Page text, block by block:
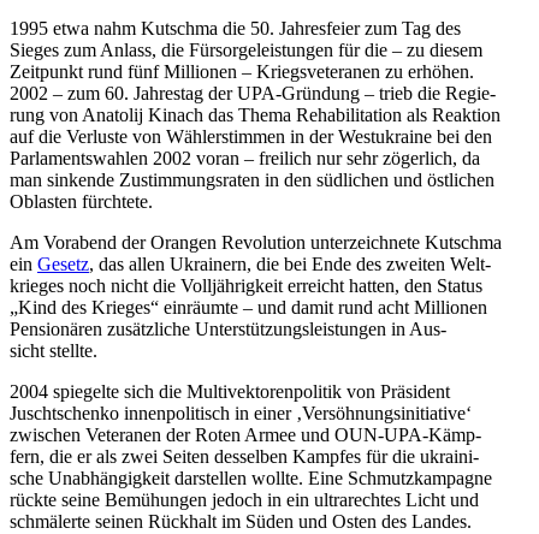
1995 etwa nahm Kut­schma die 50. Jah­res­feier zum Tag des
Sieges zum Anlass, die Für­sor­ge­leis­tun­gen für die – zu diesem
Zeit­punkt rund fünf Mil­lio­nen – Kriegs­ve­te­ra­nen zu erhöhen.
2002 – zum 60. Jah­res­tag der UPA-Grün­dung – trieb die Regie­
rung von Ana­to­lij Kinach das Thema Reha­bi­li­ta­tion als Reak­tion
auf die Ver­luste von Wäh­ler­stim­men in der West­ukraine bei den
Par­la­ments­wah­len 2002 voran – frei­lich nur sehr zöger­lich, da
man sin­kende Zustim­mungs­ra­ten in den süd­li­chen und öst­li­chen
Oblas­ten fürchtete.
Am Vor­abend der Orangen Revo­lu­tion unter­zeich­nete Kut­schma
ein Gesetz, das allen Ukrai­nern, die bei Ende des zweiten Welt­
krie­ges noch nicht die Voll­jäh­rig­keit erreicht hatten, den Status
„Kind des Krieges“ ein­räumte – und damit rund acht Mil­lio­nen
Pen­sio­nä­ren zusätz­li­che Unter­stüt­zungs­leis­tun­gen in Aus­
sicht stellte.
2004 spie­gelte sich die Mul­tivek­to­ren­po­li­tik von Prä­si­dent
Juscht­schenko innen­po­li­tisch in einer ‚Ver­söh­nungs­in­itia­tive‘
zwi­schen Vete­ra­nen der Roten Armee und OUN-UPA-Kämp­
fern, die er als zwei Seiten des­sel­ben Kampfes für die ukrai­ni­
sche Unab­hän­gig­keit dar­stel­len wollte. Eine Schmutz­kam­pa­gne
rückte seine Bemü­hun­gen jedoch in ein ultra­rech­tes Licht und
schmä­lerte seinen Rück­halt im Süden und Osten des Landes.